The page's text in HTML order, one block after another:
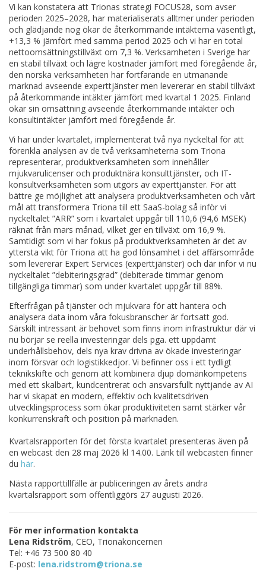
Vi kan konstatera att Trionas strategi FOCUS28, som avser
perioden 2025–2028, har materialiserats alltmer under perioden
och glädjande nog ökar de återkommande intäkterna väsentligt,
+13,3 % jämfört med samma period 2025 och vi har en total
nettoomsättningstillväxt om 7,3 %. Verksamheten i Sverige har
en stabil tillväxt och lägre kostnader jämfört med föregående år,
den norska verksamheten har fortfarande en utmanande
marknad avseende experttjänster men levererar en stabil tillväxt
på återkommande intäkter jämfört med kvartal 1 2025. Finland
ökar sin omsättning avseende återkommande intäkter och
konsultintäkter jämfört med föregående år.
Vi har under kvartalet, implementerat två nya nyckeltal för att
förenkla analysen av de två verksamheterna som Triona
representerar, produktverksamheten som innehåller
mjukvarulicenser och produktnära konsulttjänster, och IT-
konsultverksamheten som utgörs av experttjänster. För att
bättre ge möjlighet att analysera produktverksamheten och vårt
mål att transformera Triona till ett SaaS-bolag så inför vi
nyckeltalet ”ARR” som i kvartalet uppgår till 110,6 (94,6 MSEK)
räknat från mars månad, vilket ger en tillväxt om 16,9 %.
Samtidigt som vi har fokus på produktverksamheten är det av
yttersta vikt för Triona att ha god lönsamhet i det affärsområde
som levererar Expert Services (experttjänster) och där inför vi nu
nyckeltalet ”debiteringsgrad” (debiterade timmar genom
tillgängliga timmar) som under kvartalet uppgår till 88%.
Efterfrågan på tjänster och mjukvara för att hantera och
analysera data inom våra fokusbranscher är fortsatt god.
Särskilt intressant är behovet som finns inom infrastruktur där vi
nu börjar se reella investeringar dels pga. ett uppdämt
underhållsbehov, dels nya krav drivna av ökade investeringar
inom försvar och logistikkedjor. Vi befinner oss i ett tydligt
teknikskifte och genom att kombinera djup domänkompetens
med ett skalbart, kundcentrerat och ansvarsfullt nyttjande av AI
har vi skapat en modern, effektiv och kvalitetsdriven
utvecklingsprocess som ökar produktiviteten samt stärker vår
konkurrenskraft och position på marknaden.
Kvartalsrapporten för det första kvartalet presenteras även på
en webcast den 28 maj 2026 kl 14.00. Länk till webcasten finner
du här.
Nästa rapporttillfälle är publiceringen av årets andra
kvartalsrapport som offentliggörs 27 augusti 2026.
För mer information kontakta
Lena Ridström, CEO, Trionakoncernen
Tel: +46 73 500 80 40
E-post: lena.ridstrom@triona.se